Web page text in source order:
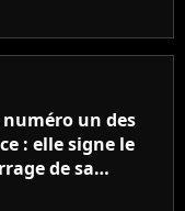
un des
: elle signe le
de sa
album Petal